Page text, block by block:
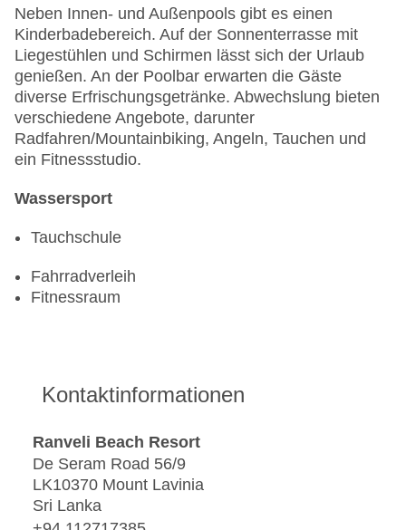
Neben Innen- und Außenpools gibt es einen
Kinderbadebereich. Auf der Sonnenterrasse mit
Liegestühlen und Schirmen lässt sich der Urlaub
genießen. An der Poolbar erwarten die Gäste
diverse Erfrischungsgetränke. Abwechslung bieten
verschiedene Angebote, darunter
Radfahren/Mountainbiking, Angeln, Tauchen und
ein Fitnessstudio.
Wassersport
Tauchschule
Fahrradverleih
Fitnessraum
Kontaktinformationen
Ranveli Beach Resort
De Seram Road 56/9
LK10370 Mount Lavinia
Sri Lanka